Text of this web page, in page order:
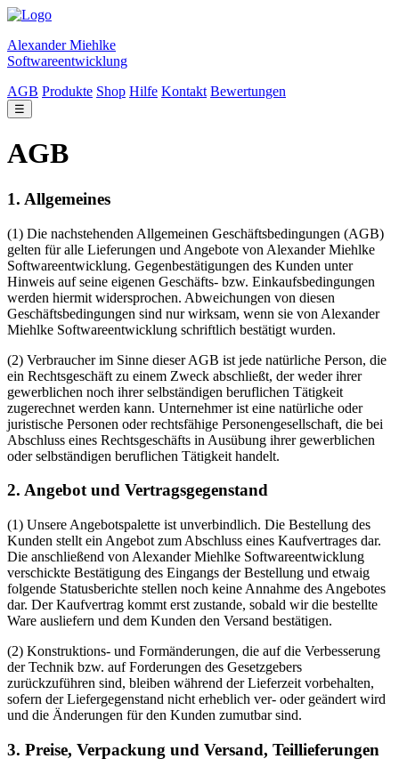
Alexander Miehlke
Softwareentwicklung
AGB Produkte Shop Hilfe Kontakt Bewertungen
☰
AGB
1. Allgemeines
(1) Die nachstehenden Allgemeinen Geschäftsbedingungen (AGB)
gelten für alle Lieferungen und Angebote von Alexander Miehlke
Softwareentwicklung. Gegenbestätigungen des Kunden unter
Hinweis auf seine eigenen Geschäfts- bzw. Einkaufsbedingungen
werden hiermit widersprochen. Abweichungen von diesen
Geschäftsbedingungen sind nur wirksam, wenn sie von Alexander
Miehlke Softwareentwicklung schriftlich bestätigt wurden.
(2) Verbraucher im Sinne dieser AGB ist jede natürliche Person, die
ein Rechtsgeschäft zu einem Zweck abschließt, der weder ihrer
gewerblichen noch ihrer selbständigen beruflichen Tätigkeit
zugerechnet werden kann. Unternehmer ist eine natürliche oder
juristische Personen oder rechtsfähige Personengesellschaft, die bei
Abschluss eines Rechtsgeschäfts in Ausübung ihrer gewerblichen
oder selbständigen beruflichen Tätigkeit handelt.
2. Angebot und Vertragsgegenstand
(1) Unsere Angebotspalette ist unverbindlich. Die Bestellung des
Kunden stellt ein Angebot zum Abschluss eines Kaufvertrages dar.
Die anschließend von Alexander Miehlke Softwareentwicklung
verschickte Bestätigung des Eingangs der Bestellung und etwaig
folgende Statusberichte stellen noch keine Annahme des Angebotes
dar. Der Kaufvertrag kommt erst zustande, sobald wir die bestellte
Ware ausliefern und dem Kunden den Versand bestätigen.
(2) Konstruktions- und Formänderungen, die auf die Verbesserung
der Technik bzw. auf Forderungen des Gesetzgebers
zurückzuführen sind, bleiben während der Lieferzeit vorbehalten,
sofern der Liefergegenstand nicht erheblich ver- oder geändert wird
und die Änderungen für den Kunden zumutbar sind.
3. Preise, Verpackung und Versand, Teillieferungen